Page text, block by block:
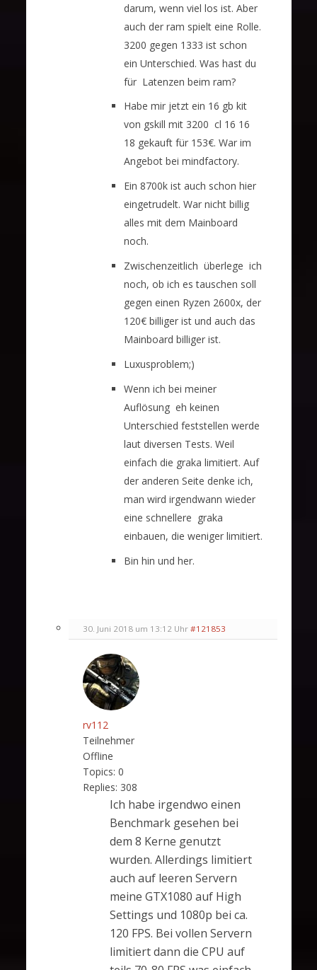
darum, wenn viel los ist. Aber
auch der ram spielt eine Rolle.
3200 gegen 1333 ist schon
ein Unterschied. Was hast du
für Latenzen beim ram?
Habe mir jetzt ein 16 gb kit
von gskill mit 3200 cl 16 16
18 gekauft für 153€. War im
Angebot bei mindfactory.
Ein 8700k ist auch schon hier
eingetrudelt. War nicht billig
alles mit dem Mainboard
noch.
Zwischenzeitlich überlege ich
noch, ob ich es tauschen soll
gegen einen Ryzen 2600x, der
120€ billiger ist und auch das
Mainboard billiger ist.
Luxusproblem;)
Wenn ich bei meiner
Auflösung eh keinen
Unterschied feststellen werde
laut diversen Tests. Weil
einfach die graka limitiert. Auf
der anderen Seite denke ich,
man wird irgendwann wieder
eine schnellere graka
einbauen, die weniger limitiert.
Bin hin und her.
30. Juni 2018 um 13:12 Uhr #121853
rv112
Teilnehmer
Offline
Topics: 0
Replies: 308
Ich habe irgendwo einen
Benchmark gesehen bei
dem 8 Kerne genutzt
wurden. Allerdings limitiert
auch auf leeren Servern
meine GTX1080 auf High
Settings und 1080p bei ca.
120 FPS. Bei vollen Servern
limitiert dann die CPU auf